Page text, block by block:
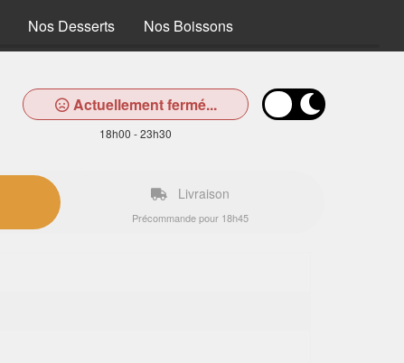
Nos Desserts Nos Boissons
Actuellement fermé...
18h00 - 23h30
Livraison
Précommande pour 18h45